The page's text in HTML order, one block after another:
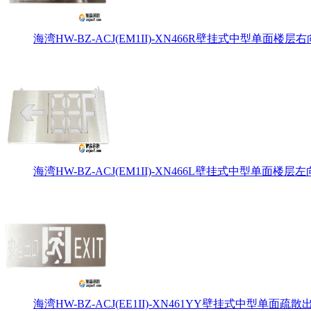
海湾HW-BZ-ACJ(EM1II)-XN466R壁挂式中型单面楼层右
海湾HW-BZ-ACJ(EM1II)-XN466L壁挂式中型单面楼层左
海湾HW-BZ-ACJ(EE1II)-XN461YY壁挂式中型单面疏散